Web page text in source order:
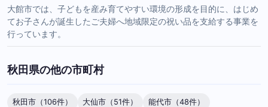
大館市では、子どもを産み育てやすい環境の形成を目的に、はじめ
てお子さんが誕生したご夫婦へ地域限定の祝い品を支給する事業を
行っています。
秋田県の他の市町村
秋田市（106件） 大仙市（51件）
能代市（48件）